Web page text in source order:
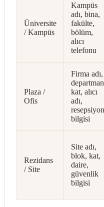
Üniversite
/ Kampüs
Kampüs
adı, bina,
fakülte,
bölüm,
alıcı
telefonu
Plaza /
Ofis
Firma adı,
kat, alıcı
adı,
resepsiyon
bilgisi
Rezidans
/ Site
Site adı,
blok, kat,
daire,
güvenlik
bilgisi